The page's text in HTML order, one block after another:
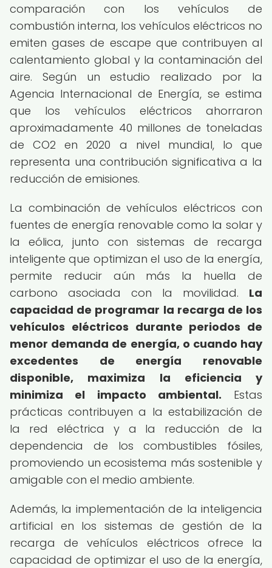
comparación con los vehículos de
combustión interna, los vehículos eléctricos no
emiten gases de escape que contribuyen al
calentamiento global y la contaminación del
aire. Según un estudio realizado por la
Agencia Internacional de Energía, se estima
que los vehículos eléctricos ahorraron
aproximadamente 40 millones de toneladas
de CO2 en 2020 a nivel mundial, lo que
representa una contribución significativa a la
reducción de emisiones.
La combinación de vehículos eléctricos con
fuentes de energía renovable como la solar y
la eólica, junto con sistemas de recarga
inteligente que optimizan el uso de la energía,
permite reducir aún más la huella de
carbono asociada con la movilidad. La
capacidad de programar la recarga de los
vehículos eléctricos durante periodos de
menor demanda de energía, o cuando hay
excedentes de energía renovable
disponible, maximiza la eficiencia y
minimiza el impacto ambiental. Estas
prácticas contribuyen a la estabilización de
la red eléctrica y a la reducción de la
dependencia de los combustibles fósiles,
promoviendo un ecosistema más sostenible y
amigable con el medio ambiente.
Además, la implementación de la inteligencia
artificial en los sistemas de gestión de la
recarga de vehículos eléctricos ofrece la
capacidad de optimizar el uso de la energía,